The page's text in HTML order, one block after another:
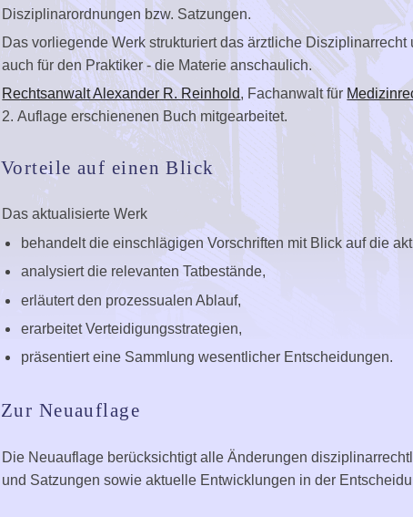
Disziplinarordnungen bzw. Satzungen.
Das vorliegende Werk strukturiert das ärztliche Disziplinarrecht
auch für den Praktiker - die Materie anschaulich.
Rechtsanwalt Alexander R. Reinhold, Fachanwalt für
2. Auflage erschienenen Buch mitgearbeitet.
Vorteile auf einen Blick
Das aktualisierte Werk
behandelt die einschlägigen Vorschriften mit Blick auf die
analysiert die relevanten Tatbestände,
erläutert den prozessualen Ablauf,
erarbeitet Verteidigungsstrategien,
präsentiert eine Sammlung wesentlicher Entscheidungen.
Zur Neuauflage
Die Neuauflage berücksichtigt alle Änderungen
und Satzungen sowie aktuelle Entwicklungen in der